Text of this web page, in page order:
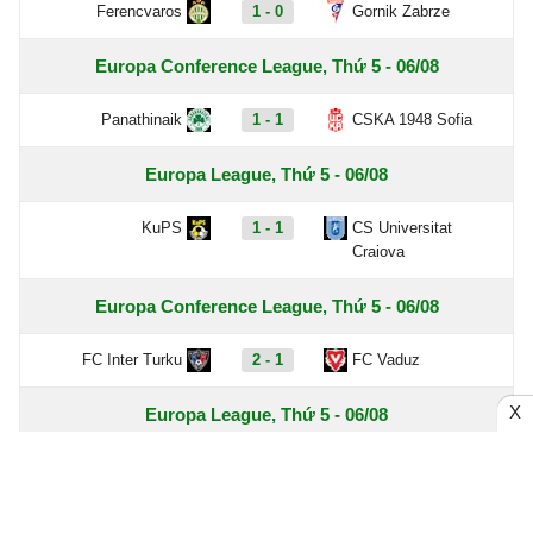
Ferencvaros 1 - 0 Gornik Zabrze
Europa Conference League, Thứ 5 - 06/08
Panathinaik 1 - 1 CSKA 1948 Sofia
Europa League, Thứ 5 - 06/08
KuPS 1 - 1
CS Universitat
Craiova
Europa Conference League, Thứ 5 - 06/08
FC Inter Turku 2 - 1 FC Vaduz
Europa League, Thứ 5 - 06/08 X